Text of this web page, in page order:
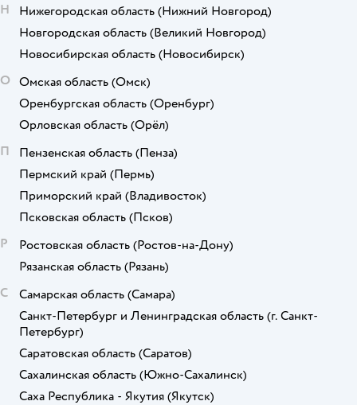
Н
Нижегородская область (Нижний Новгород)
Новгородская область (Великий Новгород)
Новосибирская область (Новосибирск)
О Омская область (Омск)
Оренбургская область (Оренбург)
Орловская область (Орёл)
П
Пензенская область (Пенза)
Пермский край (Пермь)
Приморский край (Владивосток)
Псковская область (Псков)
Р
Ростовская область (Ростов-на-Дону)
Рязанская область (Рязань)
С
Самарская область (Самара)
Санкт-Петербург и Ленинградская область (г. Санкт-
Петербург)
Саратовская область (Саратов)
Сахалинская область (Южно-Сахалинск)
Саха Республика - Якутия (Якутск)